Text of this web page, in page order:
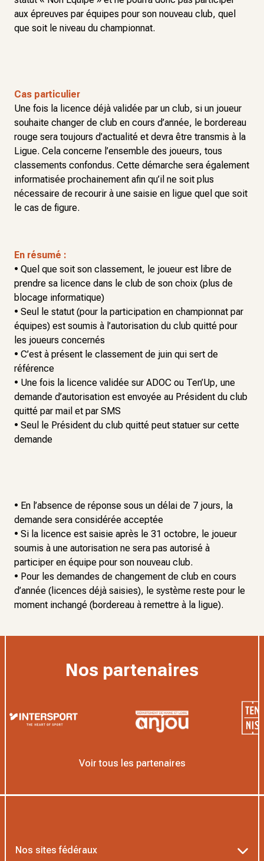
aux épreuves par équipes pour son nouveau club, quel
que soit le niveau du championnat.
Cas particulier
Une fois la licence déjà validée par un club, si un joueur
souhaite changer de club en cours d’année, le bordereau
rouge sera toujours d’actualité et devra être transmis à la
Ligue. Cela concerne l’ensemble des joueurs, tous
classements confondus. Cette démarche sera également
informatisée prochainement afin qu’il ne soit plus
nécessaire de recourir à une saisie en ligue quel que soit
le cas de figure.
En résumé :
• Quel que soit son classement, le joueur est libre de
prendre sa licence dans le club de son choix (plus de
blocage informatique)
• Seul le statut (pour la participation en championnat par
équipes) est soumis à l’autorisation du club quitté pour
les joueurs concernés
• C’est à présent le classement de juin qui sert de
référence
• Une fois la licence validée sur ADOC ou Ten’Up, une
demande d’autorisation est envoyée au Président du club
quitté par mail et par SMS
• Seul le Président du club quitté peut statuer sur cette
demande
• En l’absence de réponse sous un délai de 7 jours, la
demande sera considérée acceptée
• Si la licence est saisie après le 31 octobre, le joueur
soumis à une autorisation ne sera pas autorisé à
participer en équipe pour son nouveau club.
• Pour les demandes de changement de club en cours
d’année (licences déjà saisies), le système reste pour le
moment inchangé (bordereau à remettre à la ligue).
Nos partenaires
Voir tous les partenaires
Nos sites fédéraux